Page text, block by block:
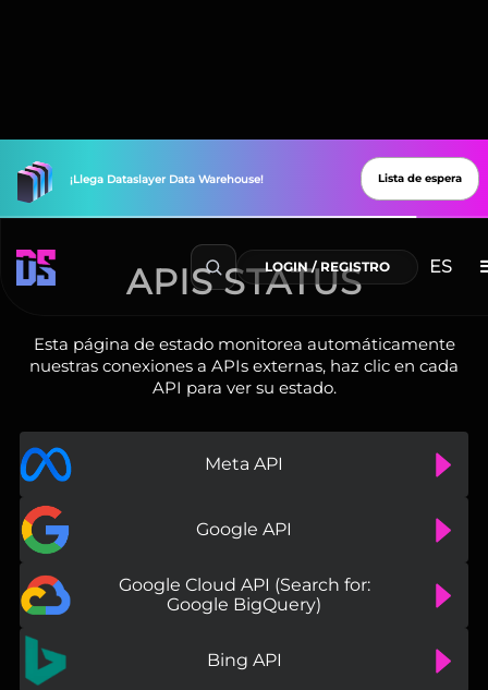
¡Llega Dataslayer Data Warehouse! Lista de espera
LOGIN / REGISTRO ES
APIS STATUS
Esta página de estado monitorea automáticamente
nuestras conexiones a APIs externas, haz clic en cada
API para ver su estado.
Meta API
Google API
Google Cloud API (Search for:
Google BigQuery)
Bing API